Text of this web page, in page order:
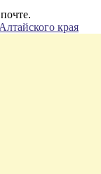
края